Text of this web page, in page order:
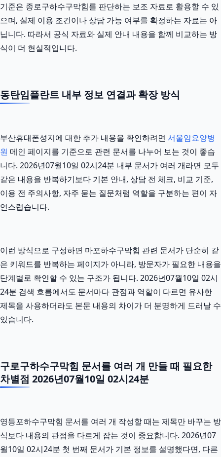
기준은 종로구하수구막힘를 판단하는 보조 자료로 활용할 수 있
으며, 실제 이용 조건이나 상담 가능 여부를 확정하는 자료는 아
닙니다. 따라서 공식 자료와 실제 안내 내용을 함께 비교하는 방
식이 더 현실적입니다.
동탄임플란트 내부 정보 연결과 확장 방식
부산휴대폰성지에 대한 추가 내용을 확인하려면 서울암요양병
원 메인 페이지를 기준으로 관련 문서를 나누어 보는 것이 좋습
니다. 2026년07월10일 02시24분 내부 문서가 여러 개라면 모두
같은 내용을 반복하기보다 기본 안내, 상담 전 체크, 비교 기준,
이용 전 주의사항, 자주 묻는 질문처럼 역할을 구분하는 편이 자
연스럽습니다.
이런 방식으로 구성하면 마포하수구막힘 관련 문서가 단순히 같
은 키워드를 반복하는 페이지가 아니라, 방문자가 필요한 내용을
단계별로 확인할 수 있는 구조가 됩니다. 2026년07월10일 02시
24분 검색 흐름에서도 문서마다 관점과 역할이 다르면 유사한
제목을 사용하더라도 본문 내용의 차이가 더 분명하게 드러날 수
있습니다.
구로구하수구막힘 문서를 여러 개 만들 때 필요한
차별점 2026년07월10일 02시24분
영등포하수구막힘 문서를 여러 개 작성할 때는 제목만 바꾸는 방
식보다 내용의 관점을 다르게 잡는 것이 중요합니다. 2026년07
월10일 02시24분 첫 번째 문서가 기본 정보를 설명했다면, 다른